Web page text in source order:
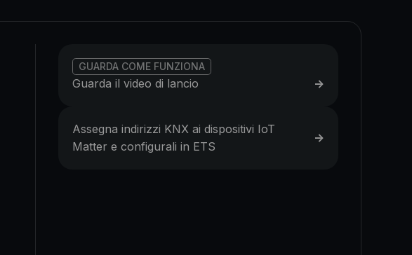
GUARDA COME FUNZIONA
Guarda il video di lancio ->
Assegna indirizzi KNX ai dispositivi IoT
Matter e configurali in ETS
->